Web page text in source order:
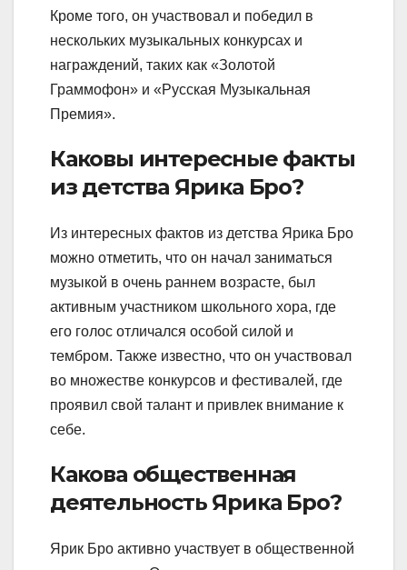
Кроме того, он участвовал и победил в
нескольких музыкальных конкурсах и
награждений, таких как «Золотой
Граммофон» и «Русская Музыкальная
Премия».
Каковы интересные факты
из детства Ярика Бро?
Из интересных фактов из детства Ярика Бро
можно отметить, что он начал заниматься
музыкой в очень раннем возрасте, был
активным участником школьного хора, где
его голос отличался особой силой и
тембром. Также известно, что он участвовал
во множестве конкурсов и фестивалей, где
проявил свой талант и привлек внимание к
себе.
Какова общественная
деятельность Ярика Бро?
Ярик Бро активно участвует в общественной